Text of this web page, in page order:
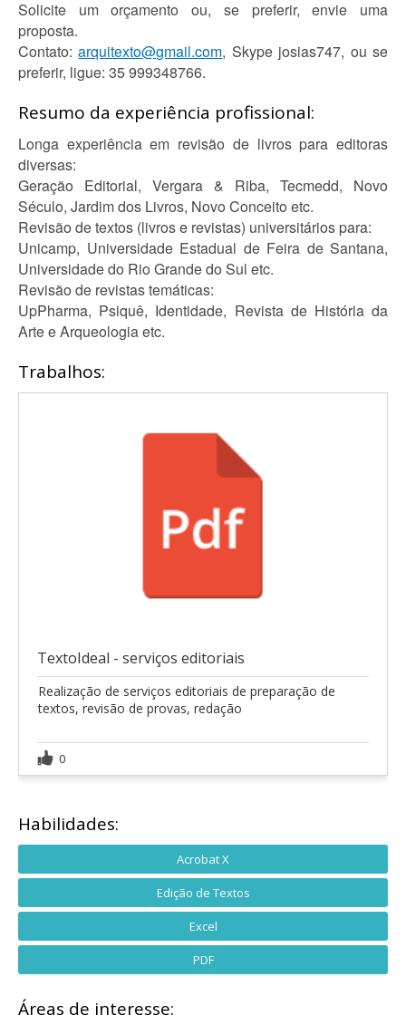
Solicite um orçamento ou, se preferir, envie uma
proposta.
Contato:arquitexto@gmail.com, Skype josias747, ou se
preferir, ligue: 35 999348766.
Resumo da experiência profissional:
Longa experiência em revisão de livros para editoras
diversas:
Geração Editorial, Vergara & Riba, Tecmedd, Novo
Século, Jardim dos Livros, Novo Conceito etc.
Revisão de textos (livros e revistas) universitários para:
Unicamp, Universidade Estadual de Feira de Santana,
Universidade do Rio Grande do Sul etc.
Revisão de revistas temáticas:
UpPharma, Psiquê, Identidade, Revista de História da
Arte e Arqueologia etc.
Trabalhos:
TextoIdeal - serviços editoriais
Realização de serviços editoriais de preparação de
textos, revisão de provas, redação
0
Habilidades:
Acrobat X
Edição de Textos
Excel
PDF
Áreas de interesse: